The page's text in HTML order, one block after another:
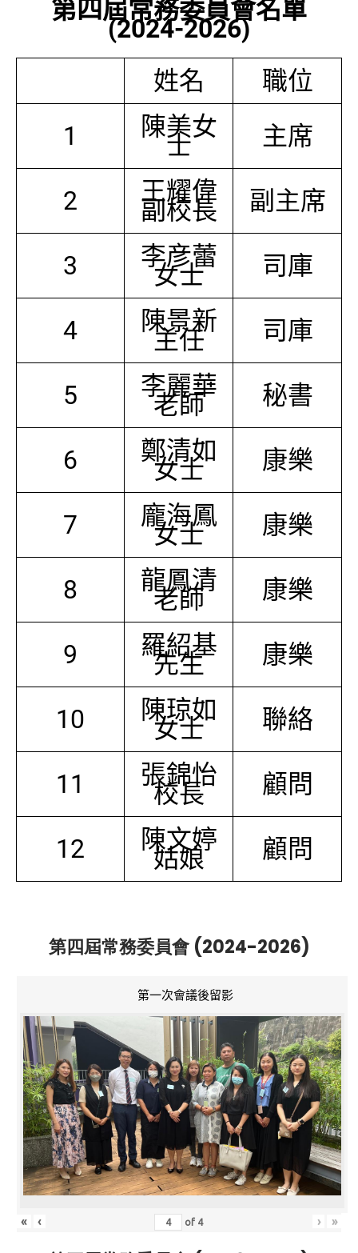
第四屆常務委員會名單
(2024-2026)
姓名
職位
1
陳美女
士 主席
2 王耀偉
副校長 副主席
3 李彦蕾
女士 司庫
4 陳景新
主任 司庫
5 李麗華
老師 秘書
6 鄭清如
女士 康樂
7 龐海鳳
女士 康樂
8 龍鳳清
老師 康樂
9 羅紹基
先生 康樂
10 陳琼如
女士 聯絡
11 張錦怡
校長 顧問
12 陳文婷
姑娘 顧問
第四屆常務委員會 (2024-2026)
第一次會議後留影
« ‹ of 4 › »